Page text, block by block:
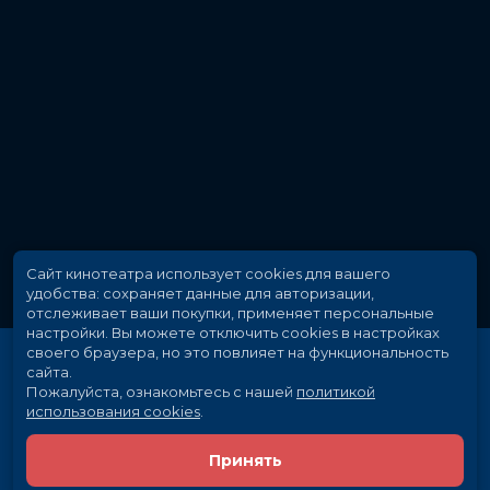
Сайт кинотеатра использует cookies для вашего
удобства: сохраняет данные для авторизации,
отслеживает ваши покупки, применяет персональные
настройки. Вы можете отключить cookies в настройках
своего браузера, но это повлияет на функциональность
сайта.
Пожалуйста, ознакомьтесь с нашей политикой
использования cookies
Принять